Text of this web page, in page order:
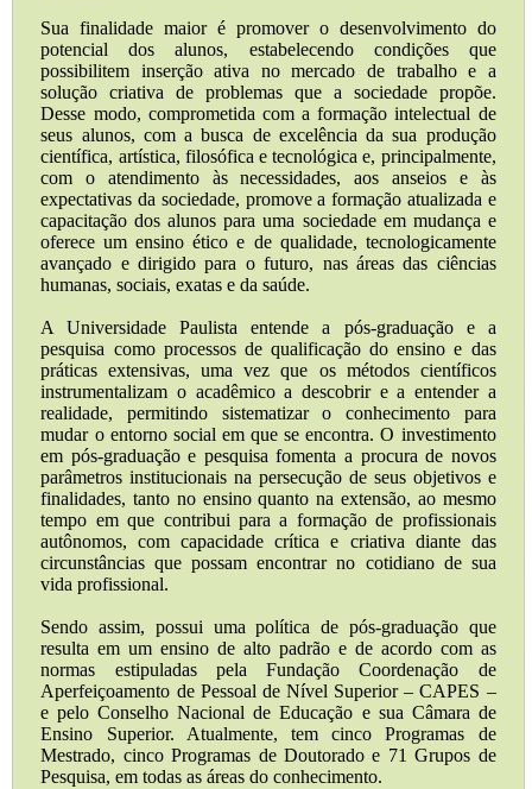
Sua finalidade maior é promover o desenvolvimento do
potencial dos alunos, estabelecendo condições que
possibilitem inserção ativa no mercado de trabalho e a
solução criativa de problemas que a sociedade propõe.
Desse modo, comprometida com a formação intelectual de
seus alunos, com a busca de excelência da sua produção
científica, artística, filosófica e tecnológica e, principalmente,
com o atendimento às necessidades, aos anseios e às
expectativas da sociedade, promove a formação atualizada e
capacitação dos alunos para uma sociedade em mudança e
oferece um ensino ético e de qualidade, tecnologicamente
avançado e dirigido para o futuro, nas áreas das ciências
humanas, sociais, exatas e da saúde.
A Universidade Paulista entende a pós-graduação e a
pesquisa como processos de qualificação do ensino e das
práticas extensivas, uma vez que os métodos científicos
instrumentalizam o acadêmico a descobrir e a entender a
realidade, permitindo sistematizar o conhecimento para
mudar o entorno social em que se encontra. O investimento
em pós-graduação e pesquisa fomenta a procura de novos
parâmetros institucionais na persecução de seus objetivos e
finalidades, tanto no ensino quanto na extensão, ao mesmo
tempo em que contribui para a formação de profissionais
autônomos, com capacidade crítica e criativa diante das
circunstâncias que possam encontrar no cotidiano de sua
vida profissional.
Sendo assim, possui uma política de pós-graduação que
resulta em um ensino de alto padrão e de acordo com as
normas estipuladas pela Fundação Coordenação de
Aperfeiçoamento de Pessoal de Nível Superior – CAPES –
e pelo Conselho Nacional de Educação e sua Câmara de
Ensino Superior. Atualmente, tem cinco Programas de
Mestrado, cinco Programas de Doutorado e 71 Grupos de
Pesquisa, em todas as áreas do conhecimento.